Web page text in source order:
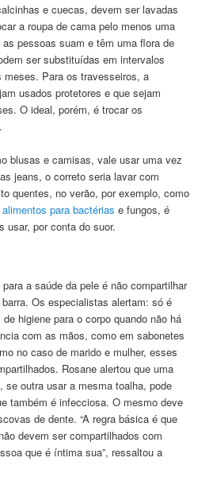
e cuecas, devem ser lavadas
a roupa de cama pelo menos uma
pessoas suam e têm uma flora de
ser substituídas em intervalos
meses. Para os travesseiros, a
usados protetores e que sejam
O ideal, porém, é trocar os
blusas e camisas, vale usar uma vez
jeans, o correto seria lavar com
quentes, no verão, por exemplo, como
alimentos para bactérias e fungos, é
usar, por conta do suor.
a saúde da pele é não compartilhar
Os especialistas alertam: só é
higiene para o corpo quando não há
com as mãos, como em sabonetes
no caso de marido e mulher, esses
Rosane alertou que uma
se outra usar a mesma toalha, pode
também é infecciosa. O mesmo deve
de dente. “A regra básica é que
devem ser compartilhados com
que é íntima sua”, ressaltou a